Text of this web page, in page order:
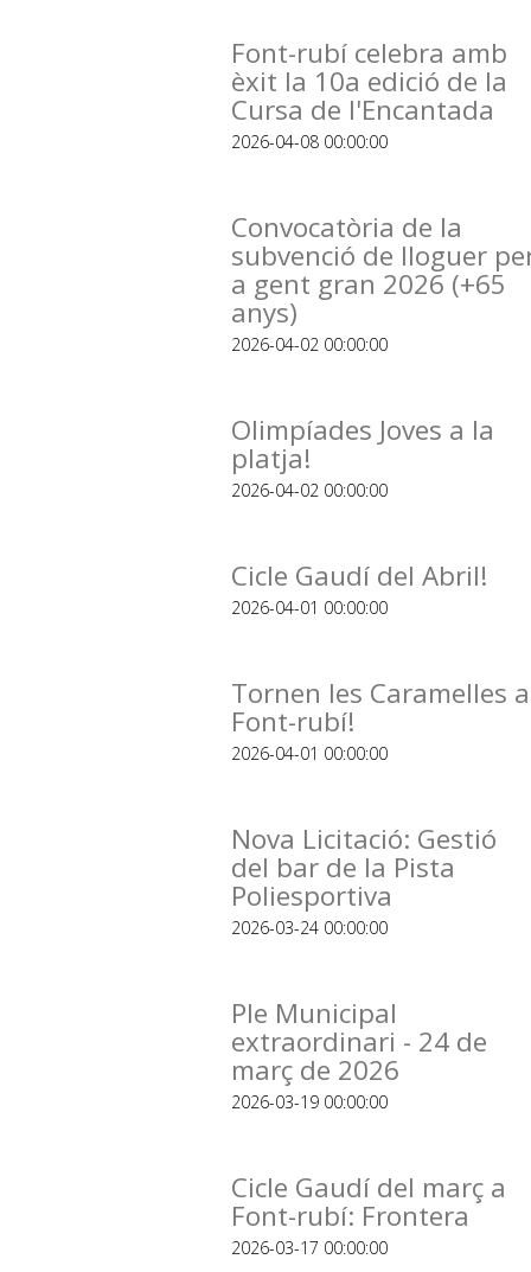
Font-rubí celebra amb
èxit la 10a edició de la
Cursa de l'Encantada
2026-04-08 00:00:00
Convocatòria de la
subvenció de lloguer
a gent gran 2026 (+65
anys)
2026-04-02 00:00:00
Olimpíades Joves a la
platja!
2026-04-02 00:00:00
Cicle Gaudí del Abril!
2026-04-01 00:00:00
Tornen les Caramelles a
Font-rubí!
2026-04-01 00:00:00
Nova Licitació: Gestió
del bar de la Pista
Poliesportiva
2026-03-24 00:00:00
Ple Municipal
extraordinari - 24 de
març de 2026
2026-03-19 00:00:00
Cicle Gaudí del març a
Font-rubí: Frontera
2026-03-17 00:00:00